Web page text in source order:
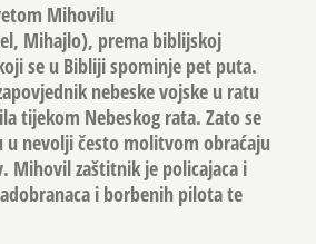
Mihovilu
Mihajlo), prema biblijskoj
se u Bibliji spominje pet puta.
nebeske vojske u ratu
tijekom Nebeskog rata. Zato se
u nevolji često molitvom obraćaju
Mihovil zaštitnik je policajaca i
i borbenih pilota te